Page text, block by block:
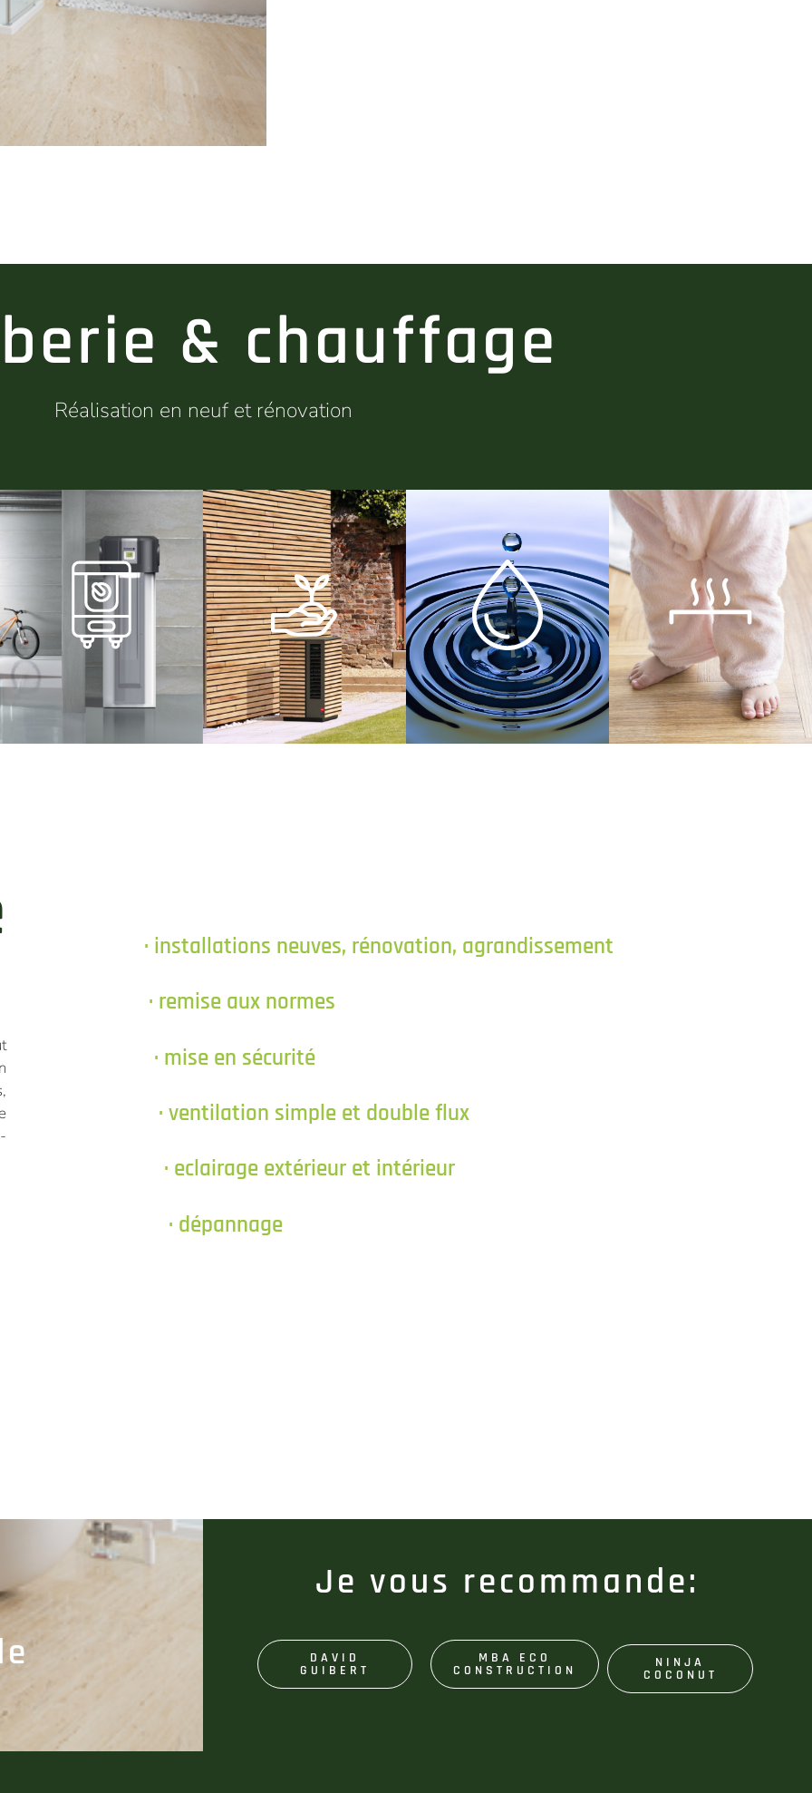
& chauffage
Réalisation en neuf et rénovation
pose de
chauffe-eau
énergies
renouvlables
groupe de
service
d'eau
nettoyage
des
planchers
chauffants
(conseillé tous les
5ans)
· installations neuves, rénovation, agrandissement
· remise aux normes
· mise en sécurité
· ventilation simple et double flux
· eclairage extérieur et intérieur
· dépannage
Je vous recommande:
DAVID
GUIBERT
MBA ECO
CONSTRUCTION NINJA
COCONUT